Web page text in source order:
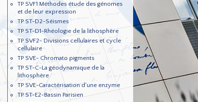
TP SVF1 Méthodes étude des génomes
et de leur expression
TP ST-D2-Séismes
TP ST-D1-Rhéologie de la lithosphère
TP SVF2- Divisions cellulaires et cycle
cellulaire
TP SVE- Chromato pigments
TP ST-C-La géodynamique de la
lithosphère
TP SVE-Caractérisation d'une enzyme
TP ST-E2-Bassin Parisien